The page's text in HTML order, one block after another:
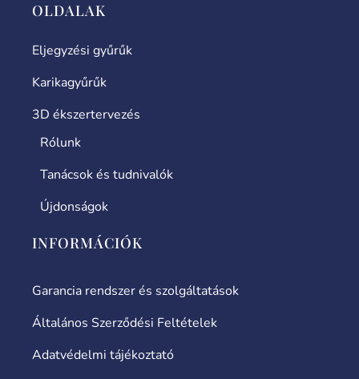
OLDALAK
Eljegyzési gyűrűk
Karikagyűrűk
3D ékszertervezés
Rólunk
Tanácsok és tudnivalók
Újdonságok
INFORMÁCIÓK
Garancia rendszer és szolgáltatások
Általános Szerződési Feltételek
Adatvédelmi tájékoztató